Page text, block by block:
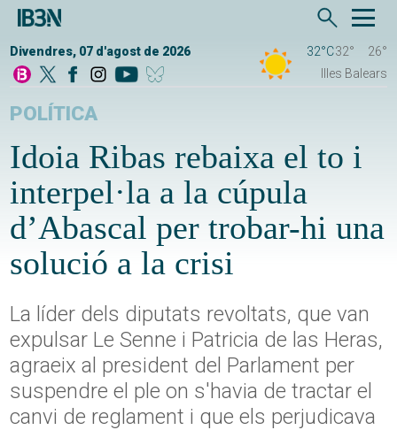
Divendres, 07 d'agost de 2026 32°C32°
26°
Illes Balears
POLÍTICA
Idoia Ribas rebaixa el to i
interpel·la a la cúpula
d’Abascal per trobar-hi una
solució a la crisi
La líder dels diputats revoltats, que van
expulsar Le Senne i Patricia de las Heras,
agraeix al president del Parlament per
suspendre el ple on s'havia de tractar el
canvi de reglament i que els perjudicava